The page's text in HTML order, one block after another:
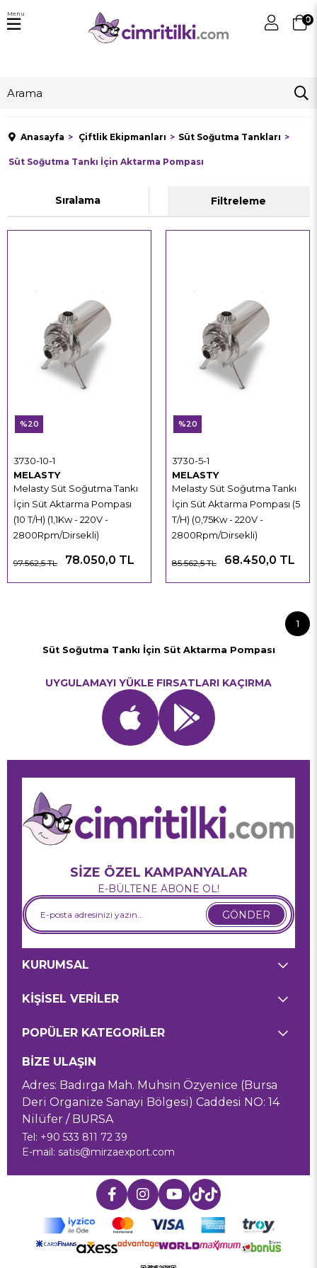
0
Menu
Anasayfa Çiftlik Ekipmanları Süt Soğutma Tankları
Süt Soğutma Tankı İçin Aktarma Pompası
Filtreleme
Sıralama
MELASTY
Melasty Süt Soğutma Tankı
İçin Süt Aktarma Pompası
(10 T/H) (1,1Kw - 220V -
2800Rpm/Dirsekli)
3730-10-1
78.050,0 TL
97.562,5 TL
%20
MELASTY
Melasty Süt Soğutma Tankı
İçin Süt Aktarma Pompası (5
T/H) (0,75Kw - 220V -
2800Rpm/Dirsekli)
3730-5-1
68.450,0 TL
85.562,5 TL
%20
1
Süt Soğutma Tankı İçin Süt Aktarma Pompası
UYGULAMAYI YÜKLE FIRSATLARI KAÇIRMA
SİZE ÖZEL KAMPANYALAR
E-BÜLTENE ABONE OL!
GÖNDER
KURUMSAL
KİŞİSEL VERİLER
POPÜLER KATEGORİLER
BİZE ULAŞIN
Adres: Badırga Mah. Muhsin Özyenice (Bursa
Deri Organize Sanayi Bölgesi) Caddesi NO: 14
Nilüfer / BURSA
Tel: +90 533 811 72 39
E-mail: satis@mirzaexport.com